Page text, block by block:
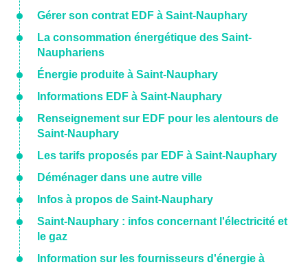
Gérer son contrat EDF à Saint-Nauphary
La consommation énergétique des Saint-
Nauphariens
Énergie produite à Saint-Nauphary
Informations EDF à Saint-Nauphary
Renseignement sur EDF pour les alentours de
Saint-Nauphary
Les tarifs proposés par EDF à Saint-Nauphary
Déménager dans une autre ville
Infos à propos de Saint-Nauphary
Saint-Nauphary : infos concernant l'électricité et
le gaz
Information sur les fournisseurs d'énergie à